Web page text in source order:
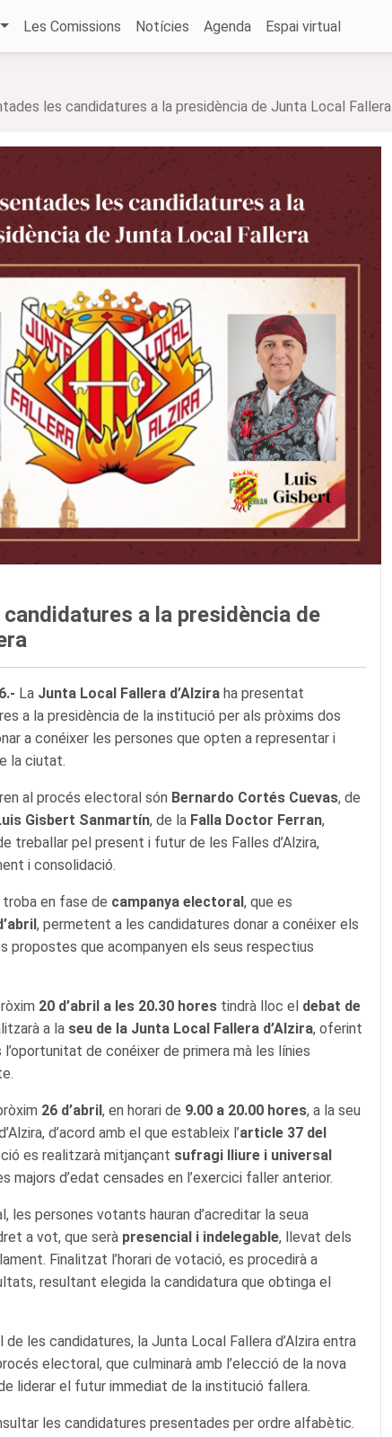
Les Comissions Notícies Agenda Espai virtual
les candidatures a la presidència de Junta Local Fallera
a la presidència de
La Junta Local Fallera d’Alzira ha presentat
a la presidència de la institució per als pròxims dos
a conéixer les persones que opten a representar i
la ciutat.
al procés electoral són Bernardo Cortés Cuevas, de
Gisbert Sanmartín, de la Falla Doctor Ferran,
treballar pel present i futur de les Falles d’Alzira,
i consolidació.
en fase de campanya electoral, que es
, permetent a les candidatures donar a conéixer els
propostes que acompanyen els seus respectius
20 d’abril a les 20.30 hores tindrà lloc el debat de
a la seu de la Junta Local Fallera d’Alzira, oferint
de conéixer de primera mà les línies
26 d’abril, en horari de 9.00 a 20.00 hores, a la seu
d’acord amb el que estableix l’article 37 del
es realitzarà mitjançant sufragi lliure i universal
majors d’edat censades en l’exercici faller anterior.
les persones votants hauran d’acreditar la seua
a vot, que serà presencial i indelegable, llevat dels
Finalitzat l’horari de votació, es procedirà a
resultant elegida la candidatura que obtinga el
les candidatures, la Junta Local Fallera d’Alzira entra
electoral, que culminarà amb l’elecció de la nova
liderar el futur immediat de la institució fallera.
les candidatures presentades per ordre alfabètic.